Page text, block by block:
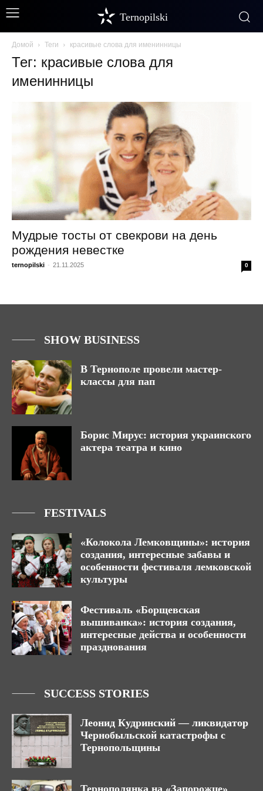
Ternopilski
Домой Теги красивые слова для именинницы
Тег: красивые слова для
именинницы
Мудрые тосты от свекрови на день
рождения невестке
ternopilski - 21.11.2025 0
SHOW BUSINESS
В Тернополе провели мастер-
классы для пап
Борис Мирус: история украинского
актера театра и кино
FESTIVALS
«Колокола Лемковщины»: история
создания, интересные забавы и
особенности фестиваля лемковской
культуры
Фестиваль «Борщевская
вышиванка»: история создания,
интересные действа и особенности
празднования
SUCCESS STORIES
Леонид Кудринский — ликвидатор
Чернобыльской катастрофы с
Тернопольщины
Тернополянка на «Запорожце»